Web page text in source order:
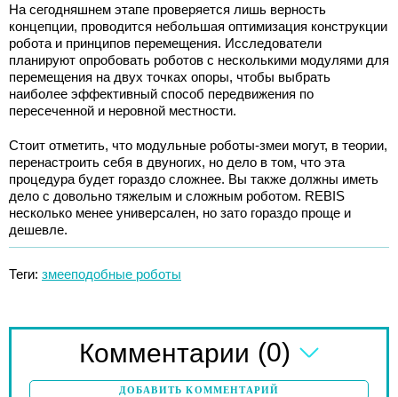
На сегодняшнем этапе проверяется лишь верность
концепции, проводится небольшая оптимизация конструкции
робота и принципов перемещения. Исследователи
планируют опробовать роботов с несколькими модулями для
перемещения на двух точках опоры, чтобы выбрать
наиболее эффективный способ передвижения по
пересеченной и неровной местности.
Стоит отметить, что модульные роботы-змеи могут, в теории,
перенастроить себя в двуногих, но дело в том, что эта
процедура будет гораздо сложнее. Вы также должны иметь
дело с довольно тяжелым и сложным роботом. REBIS
несколько менее универсален, но зато гораздо проще и
дешевле.
Теги: змееподобные роботы
Комментарии (0)
ДОБАВИТЬ КОММЕНТАРИЙ